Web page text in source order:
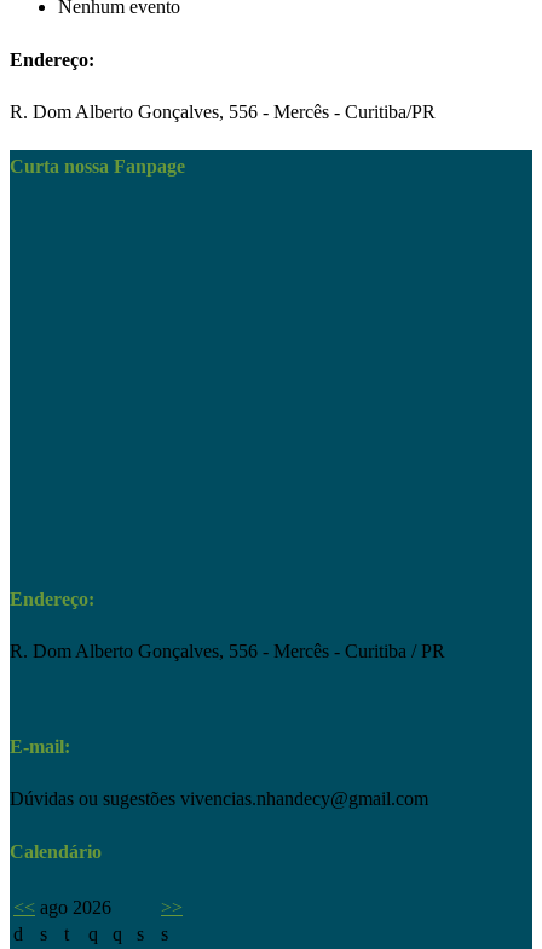
Nenhum evento
Endereço:
R. Dom Alberto Gonçalves, 556 - Mercês - Curitiba/PR
Curta nossa Fanpage
Endereço:
R. Dom Alberto Gonçalves, 556 - Mercês - Curitiba / PR
E-mail:
Dúvidas ou sugestões vivencias.nhandecy@gmail.com
Calendário
<< ago 2026
>>
d
s t q q s
s